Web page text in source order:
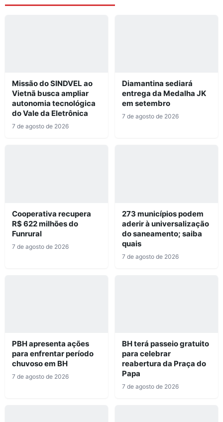
Missão do SINDVEL ao
Vietnã busca ampliar
autonomia tecnológica
do Vale da Eletrônica
7 de agosto de 2026
Diamantina sediará
entrega da Medalha JK
em setembro
7 de agosto de 2026
Cooperativa recupera
R$ 622 milhões do
Funrural
7 de agosto de 2026
273 municípios podem
aderir à universalização
do saneamento; saiba
quais
7 de agosto de 2026
PBH apresenta ações
para enfrentar período
chuvoso em BH
7 de agosto de 2026
BH terá passeio gratuito
para celebrar
reabertura da Praça do
Papa
7 de agosto de 2026